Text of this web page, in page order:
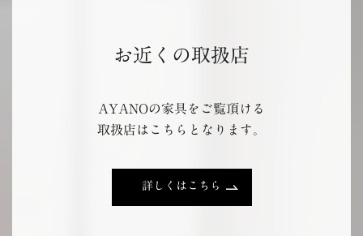
お近くの取扱店
AYANOの家具をご覧頂ける
取扱店はこちらとなります。
詳しくはこちら